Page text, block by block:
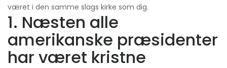
været i den samme slags kirke som dig.
1. Næsten alle
amerikanske præsidenter
har været kristne